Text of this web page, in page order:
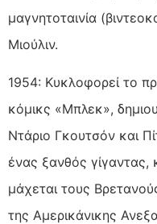
μαγνητοταινία
Μιούλιν.
1954: Κυκλοφορεί το
κόμικς «Μπλεκ»,
Ντάριο Γκουτσόν και
ένας ξανθός
μάχεται τους
της Αμερικάνικης